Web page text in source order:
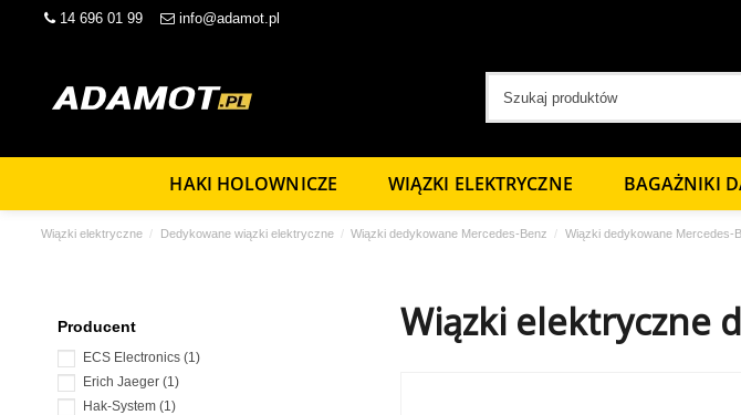
14 696 01 99 info@adamot.pl
HAKI HOLOWNICZE WIĄZKI ELEKTRYCZNE BAGAŻNIKI
Wiązki elektryczne Dedykowane wiązki elektryczne Wiązki dedykowane Mercedes-Benz Wiązki dedykowane Mercedes-
Wiązki elektryczne
Producent
ECS Electronics (1)
Erich Jaeger (1)
Hak-System (1)